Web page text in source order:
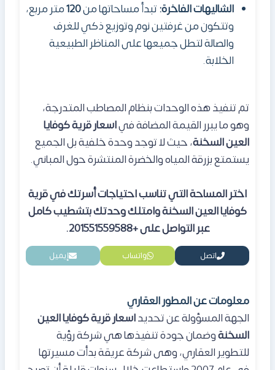
الشاليهات الفاخرة:تبدأ مساحاتها من120متر مربع،
وتتكون من غرفتين نوم وتوزيع ذكي للغرف
والصالة لتطل جميعها على المناظر الطبيعية
الخلابة.
تم تنفيذ هذه الوحدات بنظام المصاطب المتدرجة،
وهو ما يبرر القيمة المضافة فياسعار قرية كوفايا
العين السخنة، حيث لا توجد وحدة خلفية بل الجميع
يستمتع بزرقة المياه والخضرة المنتشرة حول المباني.
اختر المساحة التي تناسب احتياجات أسرتك في قرية
كوفايا العين السخنةوامتلك وحدتك بتشطيب كامل
عبر التواصل على +201551559588.
اتصل واتساب إيميل
معلومات عن المطور العقاري
الجهة المسؤولة عن تحديداسعار قرية كوفايا العين
السخنةوضمان جودة تنفيذها هي شركة رؤية
للتطوير العقاري، وهى شركة عريقة بدأت مسيرتها